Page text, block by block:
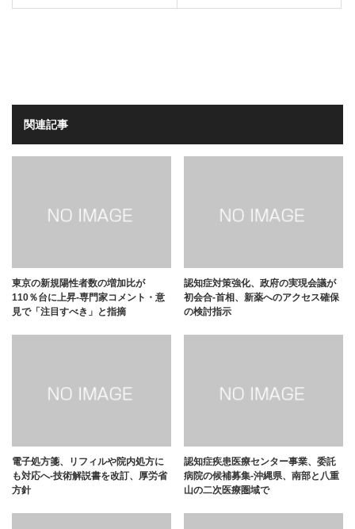
関連記事
東京の新規陽性者数の増加比が
110％台に上昇-専門家コメント・意
見で「注目すべき」と指摘
認知症対策強化、政府の実現会議が
初会合-首相、新薬へのアクセス確保
の検討指示
電子処方箋、リフィルや院内処方に
も対応へ-技術解説書を改訂、厚労省
方針
認知症疾患医療センター事業、委託
病院の候補募集-沖縄県、南部と八重
山の二次医療圏域で